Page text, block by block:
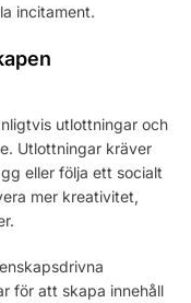
incitament.
utlottningar och
Utlottningar kräver
eller följa ett socialt
mer kreativitet,
för att skapa innehåll